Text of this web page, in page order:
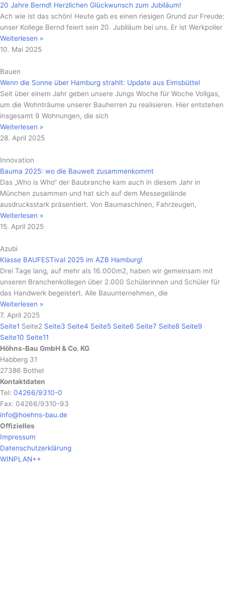
20 Jahre Bernd! Herzlichen Glückwunsch zum Jubiläum!
Ach wie ist das schön! Heute gab es einen riesigen Grund zur Freude:
unser Kollege Bernd feiert sein 20. Jubiläum bei uns. Er ist Werkpolier
Weiterlesen »
10. Mai 2025
Bauen
Wenn die Sonne über Hamburg strahlt: Update aus Eimsbüttel
Seit über einem Jahr geben unsere Jungs Woche für Woche Vollgas,
um die Wohnträume unserer Bauherren zu realisieren. Hier entstehen
insgesamt 9 Wohnungen, die sich
Weiterlesen »
28. April 2025
Innovation
Bauma 2025: wo die Bauwelt zusammenkommt
Das „Who is Who“ der Baubranche kam auch in diesem Jahr in
München zusammen und hat sich auf dem Messegelände
ausdrucksstark präsentiert. Von Baumaschinen, Fahrzeugen,
Weiterlesen »
15. April 2025
Azubi
Klasse BAUFESTival 2025 im AZB Hamburg!
Drei Tage lang, auf mehr als 16.000m2, haben wir gemeinsam mit
unseren Branchenkollegen über 2.000 Schülerinnen und Schüler für
das Handwerk begeistert. Alle Bauunternehmen, die
Weiterlesen »
7. April 2025
Seite1 Seite2 Seite3 Seite4 Seite5 Seite6 Seite7 Seite8 Seite9
Seite10 Seite11
Höhns-Bau GmbH & Co. KG
Habberg 31
27386 Bothel
Kontaktdaten
Tel: 04266/9310-0
Fax: 04266/9310-93
info@hoehns-bau.de
Offizielles
Impressum
Datenschutzerklärung
WINPLAN++